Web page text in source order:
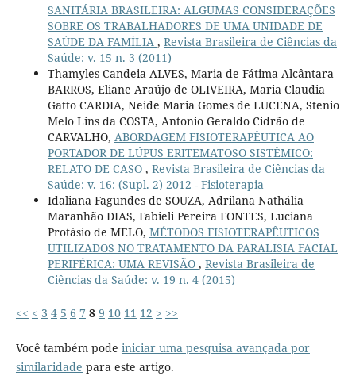
SANITÁRIA BRASILEIRA: ALGUMAS CONSIDERAÇÕES
SOBRE OS TRABALHADORES DE UMA UNIDADE DE
SAÚDE DA FAMÍLIA , Revista Brasileira de Ciências da
Saúde: v. 15 n. 3 (2011)
Thamyles Candeia ALVES, Maria de Fátima Alcântara
BARROS, Eliane Araújo de OLIVEIRA, Maria Claudia
Gatto CARDIA, Neide Maria Gomes de LUCENA, Stenio
Melo Lins da COSTA, Antonio Geraldo Cidrão de
CARVALHO, ABORDAGEM FISIOTERAPÊUTICA AO
PORTADOR DE LÚPUS ERITEMATOSO SISTÊMICO:
RELATO DE CASO , Revista Brasileira de Ciências da
Saúde: v. 16: (Supl. 2) 2012 - Fisioterapia
Idaliana Fagundes de SOUZA, Adrilana Nathália
Maranhão DIAS, Fabieli Pereira FONTES, Luciana
Protásio de MELO, MÉTODOS FISIOTERAPÊUTICOS
UTILIZADOS NO TRATAMENTO DA PARALISIA FACIAL
PERIFÉRICA: UMA REVISÃO , Revista Brasileira de
Ciências da Saúde: v. 19 n. 4 (2015)
<< < 3 4 5 6 7 8 9 10 11 12 > >>
Você também pode iniciar uma pesquisa avançada por
similaridade para este artigo.